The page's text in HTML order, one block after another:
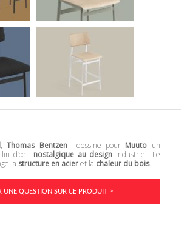
,Thomas Bentzendessine pour Muuto un
d’œil nostalgique au design industriel. Le
la structure en acieret la chaleur du bois.
UNE QUESTION SUR CE PRODUIT >